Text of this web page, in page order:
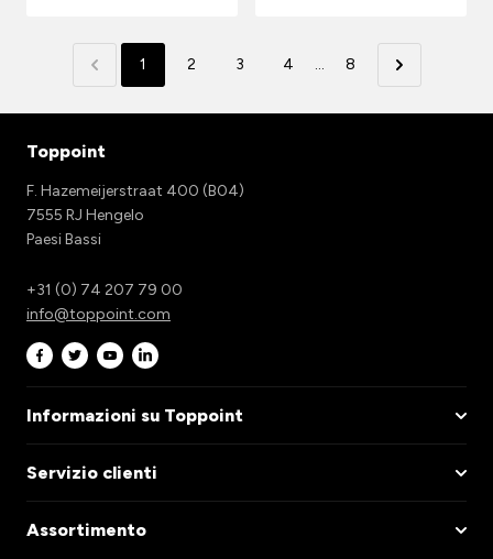
1 2 3 4 ... 8
Toppoint
F. Hazemeijerstraat 400 (B04)
7555 RJ Hengelo
Paesi Bassi
+31 (0) 74 207 79 00
info@toppoint.com
Informazioni su Toppoint
Servizio clienti
Assortimento